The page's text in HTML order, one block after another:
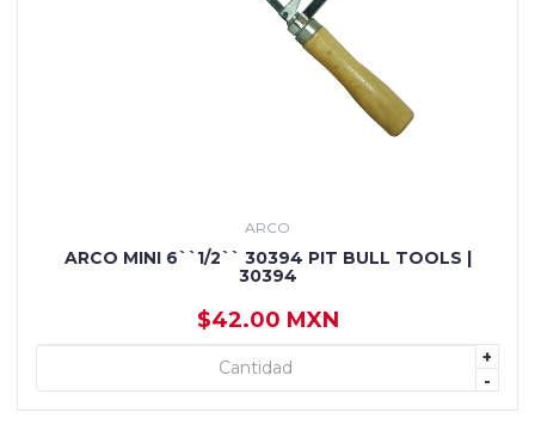
ARCO
ARCO MINI 6``1/2`` 30394 PIT BULL TOOLS |
30394
$42.00 MXN
+
-
+ AGREGAR